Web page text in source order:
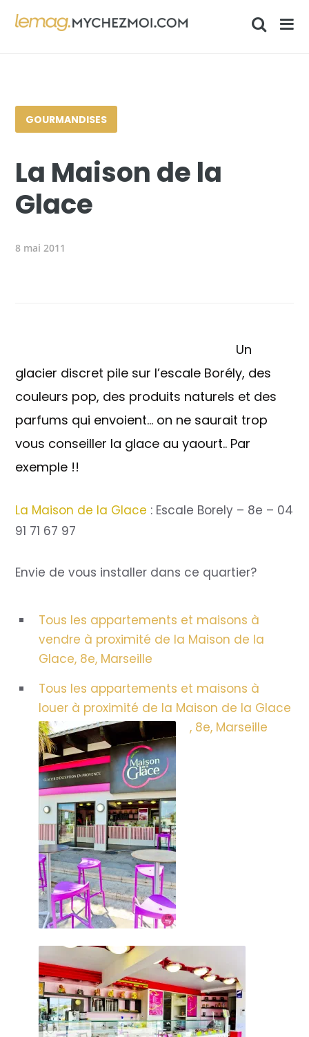
GOURMANDISES
La Maison de la
Glace
8 mai 2011
Un
glacier discret pile sur l’escale Borély, des
couleurs pop, des produits naturels et des
parfums qui envoient… on ne saurait trop
vous conseiller la glace au yaourt.. Par
exemple !!
La Maison de la Glace : Escale Borely – 8e – 04
91 71 67 97
Envie de vous installer dans ce quartier?
Tous les appartements et maisons à
vendre à proximité de la Maison de la
Glace, 8e, Marseille
Tous les appartements et maisons à
louer à proximité de la Maison de la Glace
, 8e, Marseille